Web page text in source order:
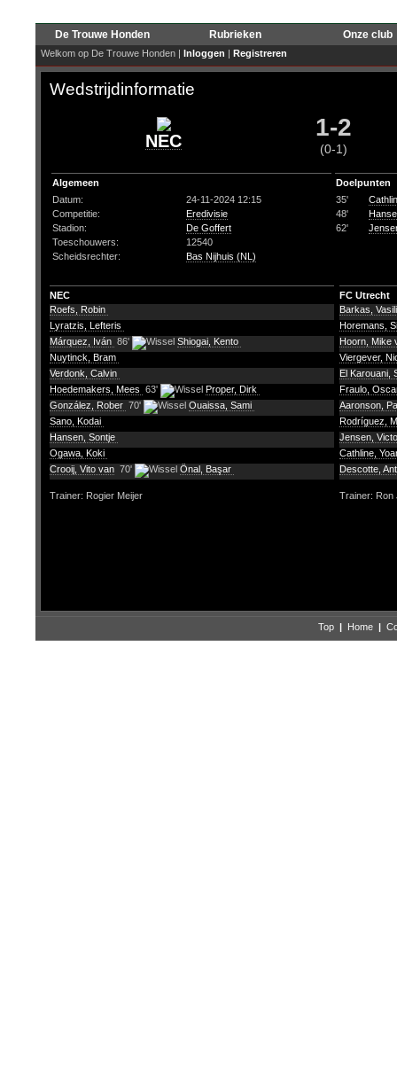
De Trouwe Honden Rubrieken Onze club
Welkom op De Trouwe Honden | Inloggen | Registreren
Wedstrijdinformatie
NEC 1-2
(0-1)
Algemeen
Datum:
24-11-2024 12:15
Competitie:
Eredivisie
Stadion:
De Goffert
Toeschouwers:
12540
Scheidsrechter:
Bas Nijhuis (NL)
Doelpunten
35'
48'
62'
NEC
FC Utrecht
Roefs, Robin
Lyratzis, Lefteris
Márquez, Iván 86'
Shiogai, Kento
Nuytinck, Bram
Verdonk, Calvin
Hoedemakers, Mees 63'
Proper, Dirk
González, Rober 70'
Ouaissa, Sami
Sano, Kodai
Hansen, Sontje
Ogawa, Koki
Crooij, Vito van 70' Önal, Başar
Barkas,
Horemans,
Hoorn, Mike
Viergever,
El Karouani,
Fraulo,
Aaronson,
Rodríguez,
Jensen,
Cathline,
Descotte,
Trainer: Rogier Meijer Trainer: Ron
Top | Home |